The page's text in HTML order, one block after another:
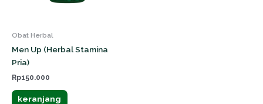
Obat Herbal
Men Up (Herbal Stamina
Pria)
Rp150.000
keranjang